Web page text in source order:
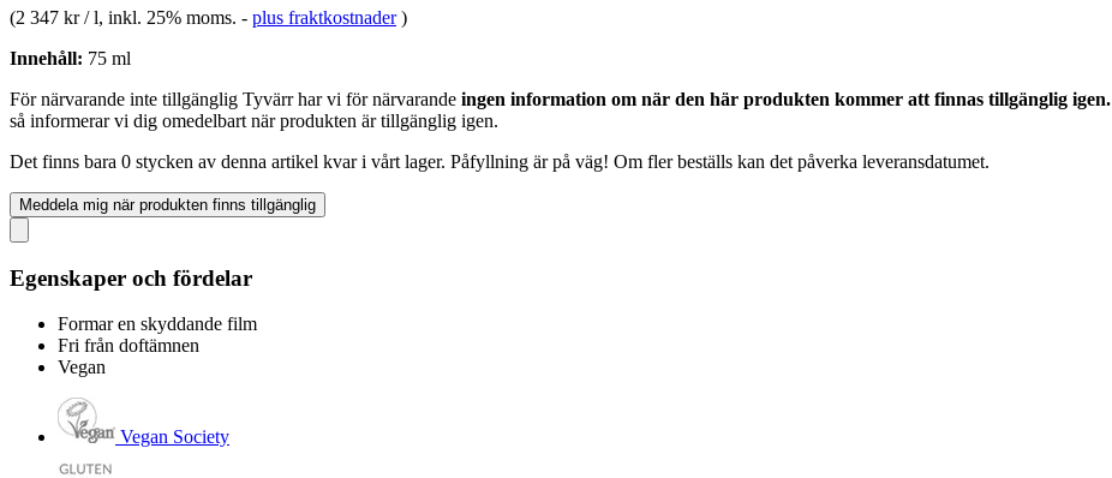
(2 347 kr / l, inkl. 25% moms. - plus fraktkostnader )
Innehåll: 75 ml
För närvarande inte tillgänglig Tyvärr har vi för närvarande ingen information om när den här produkten kommer att finnas tillgänglig igen.
så informerar vi dig omedelbart när produkten är tillgänglig igen.
Det finns bara 0 stycken av denna artikel kvar i vårt lager. Påfyllning är på väg! Om fler beställs kan det påverka leveransdatumet.
Meddela mig när produkten finns tillgänglig
Egenskaper och fördelar
Formar en skyddande film
Fri från doftämnen
Vegan
Vegan Society